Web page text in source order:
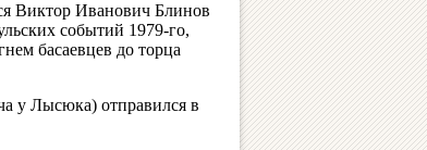
Виктор Иванович Блинов
событий 1979-го,
басаевцев до торца
у Лысюка) отправился в